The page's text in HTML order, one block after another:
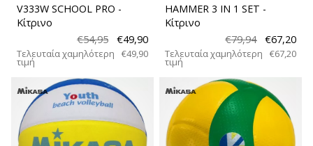
V333W SCHOOL PRO -
Κίτρινο
€54,95
€49,90
Τελευταία χαμηλότερη
τιμή
€49,90
HAMMER 3 IN 1 SET -
Κίτρινο
€79,94
€67,20
Τελευταία χαμηλότερη
τιμή
€67,20